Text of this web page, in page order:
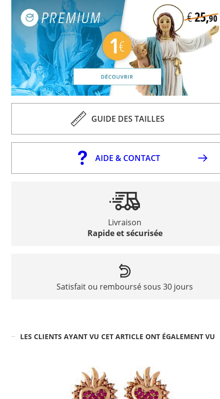
GUIDE DES TAILLES
AIDE & CONTACT
Livraison
Rapide et sécurisée
Satisfait ou remboursé sous 30 jours
LES CLIENTS AYANT VU CET ARTICLE ONT ÉGALEMENT VU